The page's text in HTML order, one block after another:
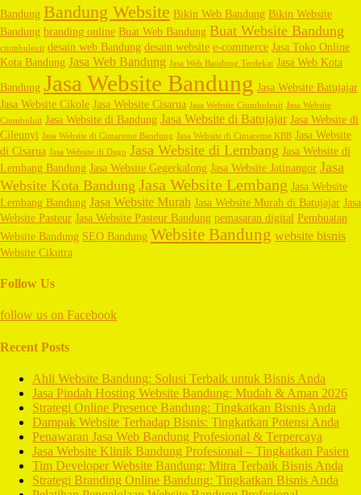
Bandung Bandung Website Bikin Web Bandung Bikin Website
Bandung branding online Buat Web Bandung Buat Website Bandung
ciumbuleuit desain web Bandung desain website e-commerce Jasa Toko Online
Kota Bandung Jasa Web Bandung Jasa Web Bandung Terdekat Jasa Web Kota
Bandung Jasa Website Bandung Jasa Website Batujajar
Jasa Website Cikole Jasa Website Cisarua Jasa Website Ciumbuleuit Jasa Website
Ciumbuluit Jasa Website di Bandung Jasa Website di Batujajar Jasa Website di
Cileunyi Jasa Website di Cimareme Bandung Jasa Website di Cimareme KBB Jasa Website
di Cisarua Jasa Website di Dago Jasa Website di Lembang Jasa Website di
Lembang Bandung Jasa Website Gegerkalong Jasa Website Jatinangor Jasa
Website Kota Bandung Jasa Website Lembang Jasa Website
Lembang Bandung Jasa Website Murah Jasa Website Murah di Batujajar Jasa
Website Pasteur Jasa Website Pasteur Bandung pemasaran digital Pembuatan
Website Bandung SEO Bandung Website Bandung website bisnis
Website Cikutra
Follow Us
follow us on Facebook
Recent Posts
Ahli Website Bandung: Solusi Terbaik untuk Bisnis Anda
Jasa Pindah Hosting Website Bandung: Mudah & Aman 2026
Strategi Online Presence Bandung: Tingkatkan Bisnis Anda
Dampak Website Terhadap Bisnis: Tingkatkan Potensi Anda
Penawaran Jasa Web Bandung Profesional & Terpercaya
Jasa Website Klinik Bandung Profesional – Tingkatkan Pasien
Tim Developer Website Bandung: Mitra Terbaik Bisnis Anda
Strategi Branding Online Bandung: Tingkatkan Bisnis Anda